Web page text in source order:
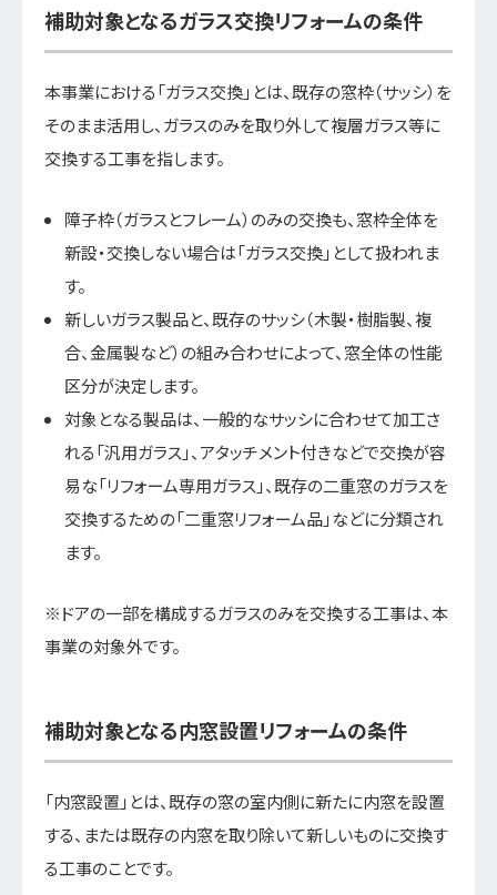
補助対象となるガラス交換リフォームの条件
本事業における「ガラス交換」とは、既存の窓枠（サッシ）を
そのまま活用し、ガラスのみを取り外して複層ガラス等に
交換する工事を指します。
障子枠（ガラスとフレーム）のみの交換も、窓枠全体を
新設・交換しない場合は「ガラス交換」として扱われま
す。
新しいガラス製品と、既存のサッシ（木製・樹脂製、複
合、金属製など）の組み合わせによって、窓全体の性能
区分が決定します。
対象となる製品は、一般的なサッシに合わせて加工さ
れる「汎用ガラス」、アタッチメント付きなどで交換が容
易な「リフォーム専用ガラス」、既存の二重窓のガラスを
交換するための「二重窓リフォーム品」などに分類され
ます。
※ドアの一部を構成するガラスのみを交換する工事は、本
事業の対象外です。
補助対象となる内窓設置リフォームの条件
「内窓設置」とは、既存の窓の室内側に新たに内窓を設置
する、または既存の内窓を取り除いて新しいものに交換す
る工事のことです。